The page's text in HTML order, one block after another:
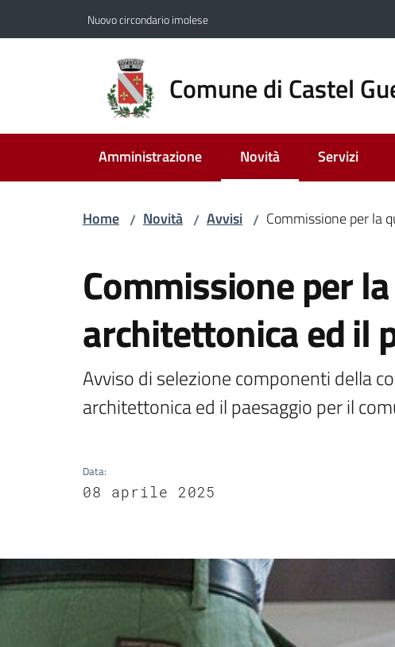
Nuovo circondario imolese
Comune di Castel
Amministrazione Novità
Menu selezionato
Servizi
Home / Novità / Avvisi / Commissione per la
Commissione per
architettonica ed il
Avviso di selezione componenti della
architettonica ed il paesaggio per il
Data:
08 aprile 2025